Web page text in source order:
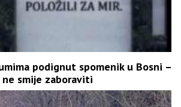
podignut spomenik u Bosni –
smije zaboraviti